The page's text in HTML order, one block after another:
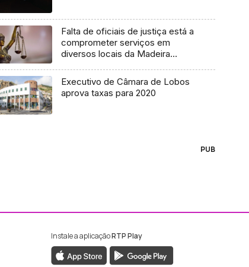
Falta de oficiais de justiça está a
comprometer serviços em
diversos locais da Madeira
Executivo de Câmara de Lobos
aprova taxas para 2020
PUB
da RTP Madeira
da RTP Madeira
Instale a aplicaçãoRTP Play